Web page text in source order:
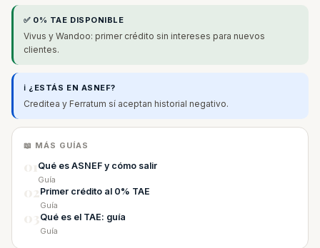
✅ 0% TAE DISPONIBLE
Vivus y Wandoo: primer crédito sin intereses para nuevos
clientes.
ℹ️ ¿ESTÁS EN ASNEF?
Creditea y Ferratum sí aceptan historial negativo.
📖 MÁS GUÍAS
Qué es ASNEF y cómo salir
Guía
Primer crédito al 0% TAE
Guía
Qué es el TAE: guía
Guía